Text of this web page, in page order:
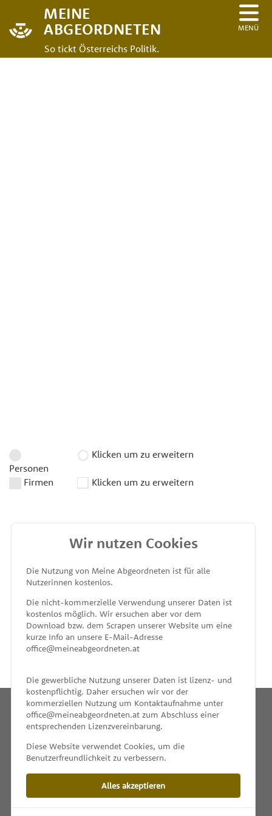
MEINE
ABGEORDNETEN
So tickt Österreichs Politik.
MENÜ
Personen
Klicken um zu erweitern
Firmen Klicken um zu erweitern
MEINE ABGEORDNETEN
unterstützt von
IMPRESSUM & KONTAKT
Wir nutzen Cookies
Die Nutzung von Meine Abgeordneten ist für alle
Nutzerinnen kostenlos.
Die nicht-kommerzielle Verwendung unserer Daten ist
kostenlos möglich. Wir ersuchen aber vor dem
Download bzw. dem Scrapen unserer Website um eine
kurze Info an unsere E-Mail-Adresse
office@meineabgeordneten.at
Die gewerbliche Nutzung unserer Daten ist lizenz- und
kostenpflichtig. Daher ersuchen wir vor der
kommerziellen Nutzung um Kontaktaufnahme unter
office@meineabgeordneten.at zum Abschluss einer
entsprechenden Lizenzvereinbarung.
Diese Website verwendet Cookies, um die
Benutzerfreundlichkeit zu verbessern.
Alles akzeptieren